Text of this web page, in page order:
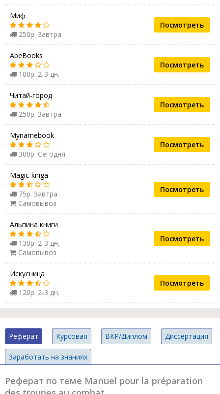
Миф
250р. Завтра
Посмотреть
AbeBooks
100р. 2-3 дн.
Посмотреть
Читай-город
250р. Завтра
Посмотреть
Mynamebook
300р. Сегодня
Посмотреть
Magic-kniga
75р. Завтра
Самовывоз
Посмотреть
Альпина книги
130р. 2-3 дн.
Самовывоз
Посмотреть
Искусница
120р. 2-3 дн.
Посмотреть
Реферат Курсовая ВКР/Диплом Диссертация
Заработать на знаниях
Реферат по теме Manuel pour la préparation